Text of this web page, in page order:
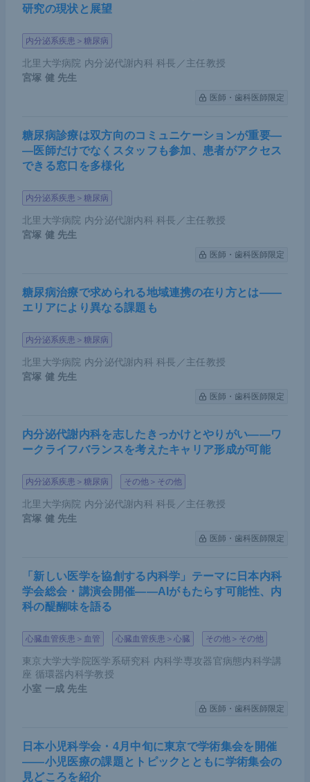
研究の現状と展望
内分泌系疾患＞糖尿病
北里大学病院 内分泌代謝内科 科長／主任教授
宮塚 健 先生
医師・歯科医師限定
糖尿病診療は双方向のコミュニケーションが重要―
―医師だけでなくスタッフも参加、患者がアクセス
できる窓口を多様化
内分泌系疾患＞糖尿病
北里大学病院 内分泌代謝内科 科長／主任教授
宮塚 健 先生
医師・歯科医師限定
糖尿病治療で求められる地域連携の在り方とは――
エリアにより異なる課題も
内分泌系疾患＞糖尿病
北里大学病院 内分泌代謝内科 科長／主任教授
宮塚 健 先生
医師・歯科医師限定
内分泌代謝内科を志したきっかけとやりがい――ワ
ークライフバランスを考えたキャリア形成が可能
内分泌系疾患＞糖尿病 その他＞その他
北里大学病院 内分泌代謝内科 科長／主任教授
宮塚 健 先生
医師・歯科医師限定
「新しい医学を協創する内科学」テーマに日本内科
学会総会・講演会開催――AIがもたらす可能性、内
科の醍醐味を語る
心臓血管疾患＞血管 心臓血管疾患＞心臓 その他＞その他
東京大学大学院医学系研究科 内科学専攻器官病態内科学講
座 循環器内科学教授
小室 一成 先生
医師・歯科医師限定
日本小児科学会・4月中旬に東京で学術集会を開催
――小児医療の課題とトピックとともに学術集会の
見どころを紹介